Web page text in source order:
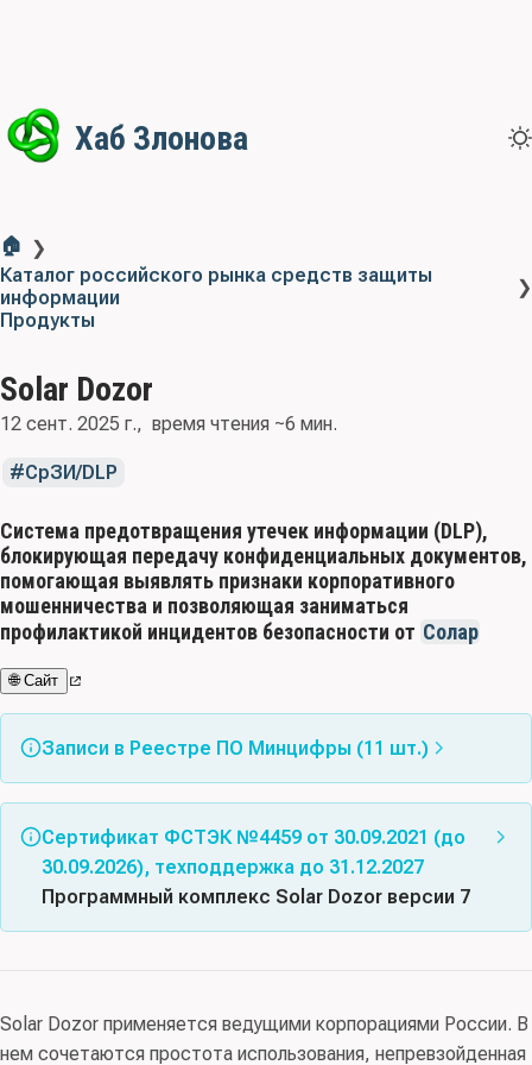
Хаб Злонова
🏠 ❯
Каталог российского рынка средств защиты
информации
❯
Продукты
Solar Dozor
12 сент. 2025 г. время чтения ~6 мин.
СрЗИ/DLP
Система предотвращения утечек информации (DLP),
блокирующая передачу конфиденциальных документов,
помогающая выявлять признаки корпоративного
мошенничества и позволяющая заниматься
профилактикой инцидентов безопасности от Солар
🌐 Сайт
Записи в Реестре ПО Минцифры (11 шт.)
от 06.09.2016Дозор-Джет
Альтернативные названия: DLP; Solar Dozor; Дозор
Джет; Dozor Jet
Средства управления событиями
Запись в Реестре ПО Минцифры№1480
Альтернативные названия:Дозор-Джет; Дозор
Джет; Dozor Jet; DLP
Запись в Реестре ПО Минцифры№7431
Сертификат ФСТЭК №4459 от 30.09.2021 (до
30.09.2026), техподдержка до 31.12.2027
Программный комплекс Solar Dozor версии 7
Схема сертификации:серия, испытательная
лаборатория:АО «Лаборатория ППШ», орган
Solar Dozor применяется ведущими корпорациями России. В
нем сочетаются простота использования, непревзойденная